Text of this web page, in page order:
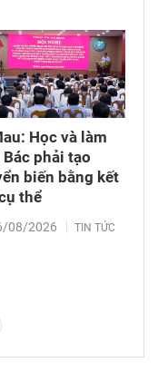
Học và làm
phải tạo
biến bằng kết
thể
08/2026 TIN TỨC